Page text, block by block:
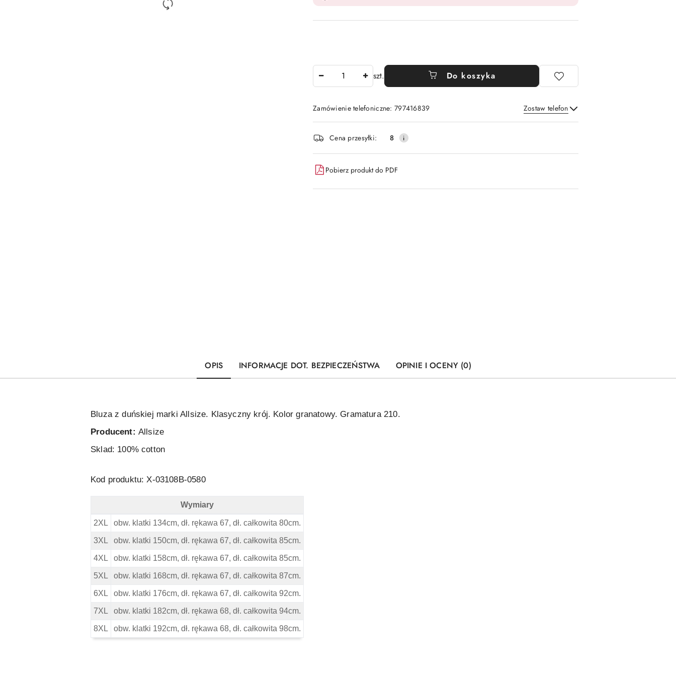
szt. Do koszyka
Zamówienie telefoniczne: 797416839 Zostaw telefon
Wyślij
Dostępność
i
dostawa
Cena przesyłki: 8
Pobierz produkt do PDF
OPIS INFORMACJE DOT. BEZPIECZEŃSTWA OPINIE I OCENY (0)
Bluza z duńskiej marki Allsize. Klasyczny krój. Kolor granatowy. Gramatura 210.
Producent: Allsize
Sklad: 100% cotton
Kod produktu: X-03108B-0580
North 56 4 Duża Bluza - Wymiary
Wymiary
2XL obw. klatki 134cm, dł. rękawa 67, dł. całkowita 80cm.
3XL obw. klatki 150cm, dł. rękawa 67, dł. całkowita 85cm.
4XL obw. klatki 158cm, dł. rękawa 67, dł. całkowita 85cm.
5XL obw. klatki 168cm, dł. rękawa 67, dł. całkowita 87cm.
6XL obw. klatki 176cm, dł. rękawa 67, dł. całkowita 92cm.
7XL obw. klatki 182cm, dł. rękawa 68, dł. całkowita 94cm.
8XL obw. klatki 192cm, dł. rękawa 68, dł. całkowita 98cm.